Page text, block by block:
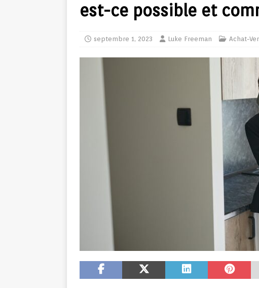
est-ce possible et
septembre 1, 2023 Luke Freeman Achat-